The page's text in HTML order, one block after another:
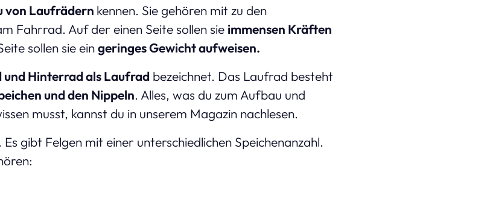
von Laufrädern kennen. Sie gehören mit zu den
Fahrrad. Auf der einen Seite sollen sie immensen Kräften
sollen sie eingeringes Gewicht aufweisen.
und Hinterrad als Laufradbezeichnet. Das Laufrad besteht
und den Nippeln. Alles, was du zum Aufbau und
musst, kannst du in unserem Magazin nachlesen.
. Es gibt Felgen mit einer unterschiedlichen Speichenanzahl.